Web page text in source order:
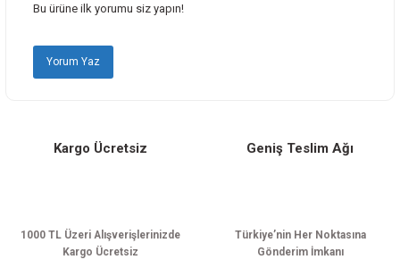
Ürün bilgilerinde hatalar bulunuyor.
Bu ürüne benzer farklı alternatifler olmalı.
Bu ürüne ilk yorumu siz yapın!
Yorum Yaz
Kargo Ücretsiz
1000 TL Üzeri Alışverişlerinizde
Kargo Ücretsiz
Geniş Teslim Ağı
Türkiye’nin Her Noktasına
Gönderim İmkanı